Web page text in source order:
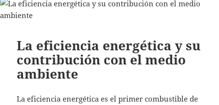
La eficiencia energética y su
contribución con el medio
ambiente
La eficiencia energética es el primer combustible de